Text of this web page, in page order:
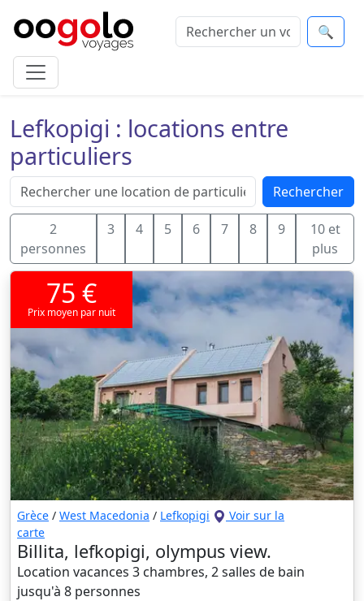
🔍
Lefkopigi : locations entre
particuliers
Rechercher
2
personnes
3 4 5 6 7 8 9
10 et
plus
75 €
Prix moyen par nuit
Grèce / West Macedonia / Lefkopigi
Voir sur la
carte
Billita, lefkopigi, olympus view.
Location vacances 3 chambres, 2 salles de bain
jusqu'à 8 personnes